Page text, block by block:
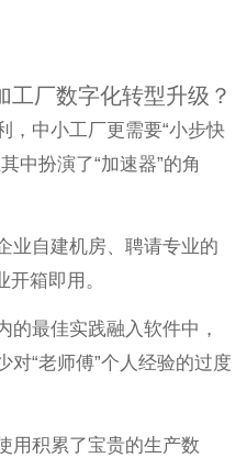
工厂数字化转型升级？
，中小工厂更需要“小步快
中扮演了“加速器”的角
业自建机房、聘请专业的
箱即用。
的最佳实践融入软件中，
对“老师傅”个人经验的过度
用积累了宝贵的生产数